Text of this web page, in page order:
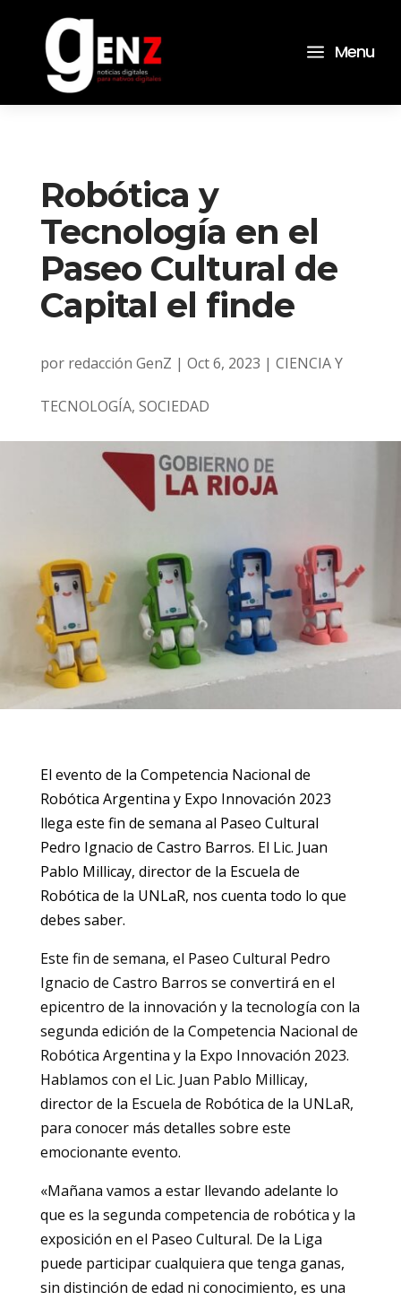
a Menu
Robótica y
Tecnología en el
Paseo Cultural de
Capital el finde
por redacción GenZ | Oct 6, 2023 | CIENCIA Y
TECNOLOGÍA, SOCIEDAD
El evento de la Competencia Nacional de
Robótica Argentina y Expo Innovación 2023
llega este fin de semana al Paseo Cultural
Pedro Ignacio de Castro Barros. El Lic. Juan
Pablo Millicay, director de la Escuela de
Robótica de la UNLaR, nos cuenta todo lo que
debes saber.
Este fin de semana, el Paseo Cultural Pedro
Ignacio de Castro Barros se convertirá en el
epicentro de la innovación y la tecnología con la
segunda edición de la Competencia Nacional de
Robótica Argentina y la Expo Innovación 2023.
Hablamos con el Lic. Juan Pablo Millicay,
director de la Escuela de Robótica de la UNLaR,
para conocer más detalles sobre este
emocionante evento.
«Mañana vamos a estar llevando adelante lo
que es la segunda competencia de robótica y la
exposición en el Paseo Cultural. De la Liga
puede participar cualquiera que tenga ganas,
sin distinción de edad ni conocimiento, es una